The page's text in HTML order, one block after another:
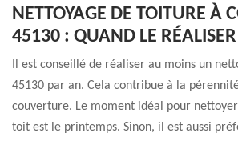
NETTOYAGE DE TOITURE À
45130 : QUAND LE
Il est conseillé de réaliser au moins un
45130 par an. Cela contribue à la
couverture. Le moment idéal pour
toit est le printemps. Sinon, il est aussi